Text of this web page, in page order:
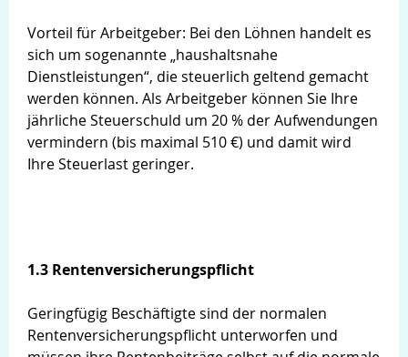
Vorteil für Arbeitgeber: Bei den Löhnen handelt es
sich um sogenannte „haushaltsnahe
Dienstleistungen“, die steuerlich geltend gemacht
werden können. Als Arbeitgeber können Sie Ihre
jährliche Steuerschuld um 20 % der Aufwendungen
vermindern (bis maximal 510 €) und damit wird
Ihre Steuerlast geringer.
1.3 Rentenversicherungspflicht
Geringfügig Beschäftigte sind der normalen
Rentenversicherungspflicht unterworfen und